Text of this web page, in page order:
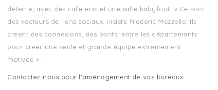
détente, avec des cafeteria et une salle babyfoot. « Ce sont
des vecteurs de liens sociaux, insiste Frederic Mazzella. Ils
créent des connexions, des ponts, entre les départements
pour créer une seule et grande équipe extrêmement
motivée ».
Contactez-nous pour l’aménagement de vos bureaux